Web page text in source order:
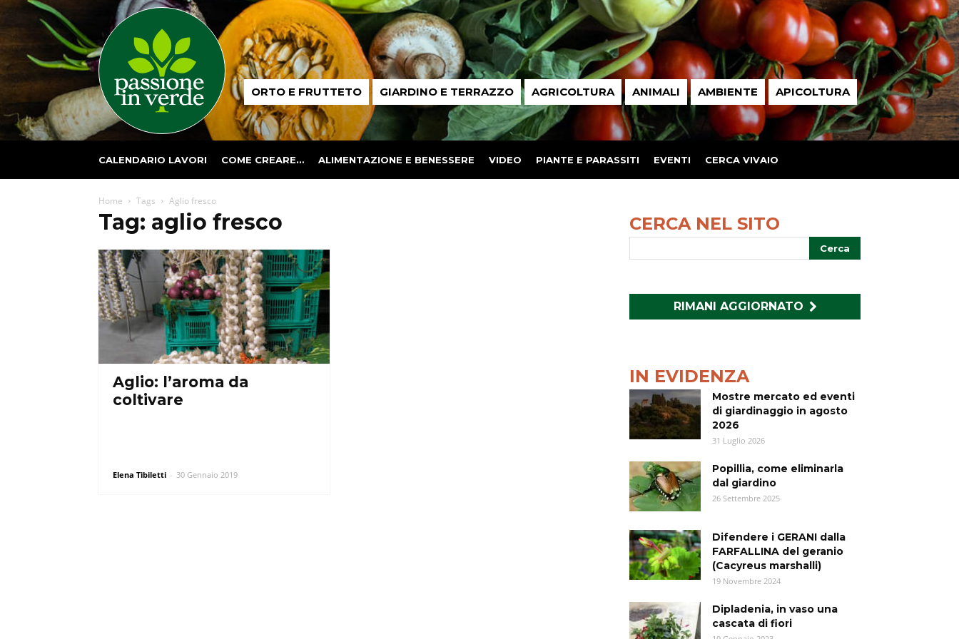
Passione
in ORTO E FRUTTETO GIARDINO E TERRAZZO AGRICOLTURA ANIMALI AMBIENTE APICOLTURA
CALENDARIO LAVORI COME CREARE… ALIMENTAZIONE E BENESSERE VIDEO PIANTE E PARASSITI EVENTI CERCA VIVAIO
Home Tags Aglio fresco
Tag: aglio fresco
Aglio: l’aroma da
coltivare
Elena Tibiletti - 30 Gennaio 2019
CERCA NEL SITO
RIMANI AGGIORNATO
IN EVIDENZA
Mostre mercato ed eventi
di giardinaggio in agosto
2026
31 Luglio 2026
Popillia, come eliminarla
dal giardino
26 Settembre 2025
Difendere i GERANI dalla
FARFALLINA del geranio
(Cacyreus marshalli)
19 Novembre 2024
Dipladenia, in vaso una
cascata di fiori